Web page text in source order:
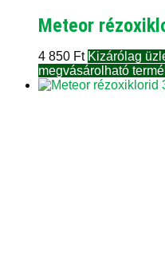
Meteor
4 850 Ft Kizárólag
megvásárolható